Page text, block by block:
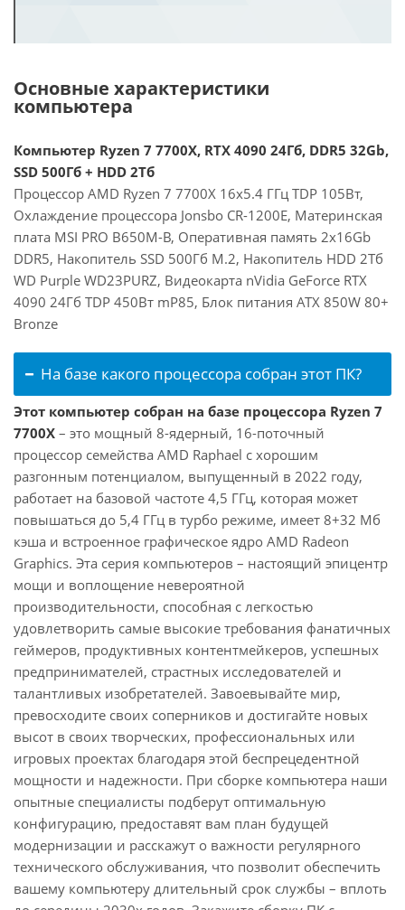
Основные характеристики
компьютера
Компьютер Ryzen 7 7700X, RTX 4090 24Гб, DDR5 32Gb,
SSD 500Гб + HDD 2Тб
Процессор AMD Ryzen 7 7700X 16x5.4 ГГц TDP 105Вт,
Охлаждение процессора Jonsbo CR-1200E, Материнская
плата MSI PRO B650M-B, Оперативная память 2x16Gb
DDR5, Накопитель SSD 500Гб M.2, Накопитель HDD 2Тб
WD Purple WD23PURZ, Видеокарта nVidia GeForce RTX
4090 24Гб TDP 450Вт mP85, Блок питания ATX 850W 80+
Bronze
На базе какого процессора собран этот ПК?
Этот компьютер собран на базе процессора Ryzen 7
7700X – это мощный 8-ядерный, 16-поточный
процессор семейства AMD Raphael с хорошим
разгонным потенциалом, выпущенный в 2022 году,
работает на базовой частоте 4,5 ГГц, которая может
повышаться до 5,4 ГГц в турбо режиме, имеет 8+32 Мб
кэша и встроенное графическое ядро AMD Radeon
Graphics. Эта серия компьютеров – настоящий эпицентр
мощи и воплощение невероятной
производительности, способная с легкостью
удовлетворить самые высокие требования фанатичных
геймеров, продуктивных контентмейкеров, успешных
предпринимателей, страстных исследователей и
талантливых изобретателей. Завоевывайте мир,
превосходите своих соперников и достигайте новых
высот в своих творческих, профессиональных или
игровых проектах благодаря этой беспрецедентной
мощности и надежности. При сборке компьютера наши
опытные специалисты подберут оптимальную
конфигурацию, предоставят вам план будущей
модернизации и расскажут о важности регулярного
технического обслуживания, что позволит обеспечить
вашему компьютеру длительный срок службы – вплоть